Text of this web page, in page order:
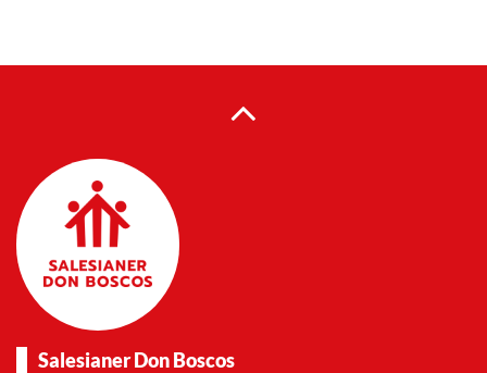
Salesianer Don Boscos